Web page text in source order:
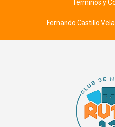
Términos y
Fernando Castillo